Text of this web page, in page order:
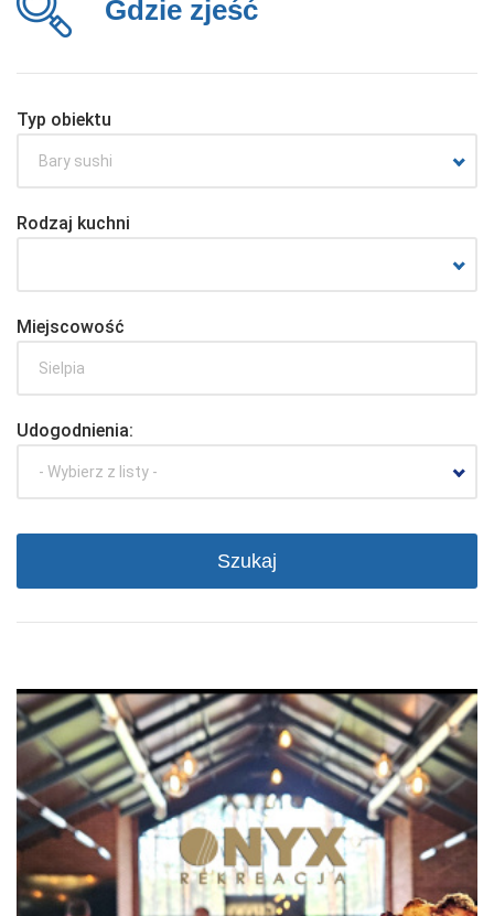
Gdzie zjeść
Typ obiektu
Bary sushi
Rodzaj kuchni
Miejscowość
Udogodnienia:
- Wybierz z listy -